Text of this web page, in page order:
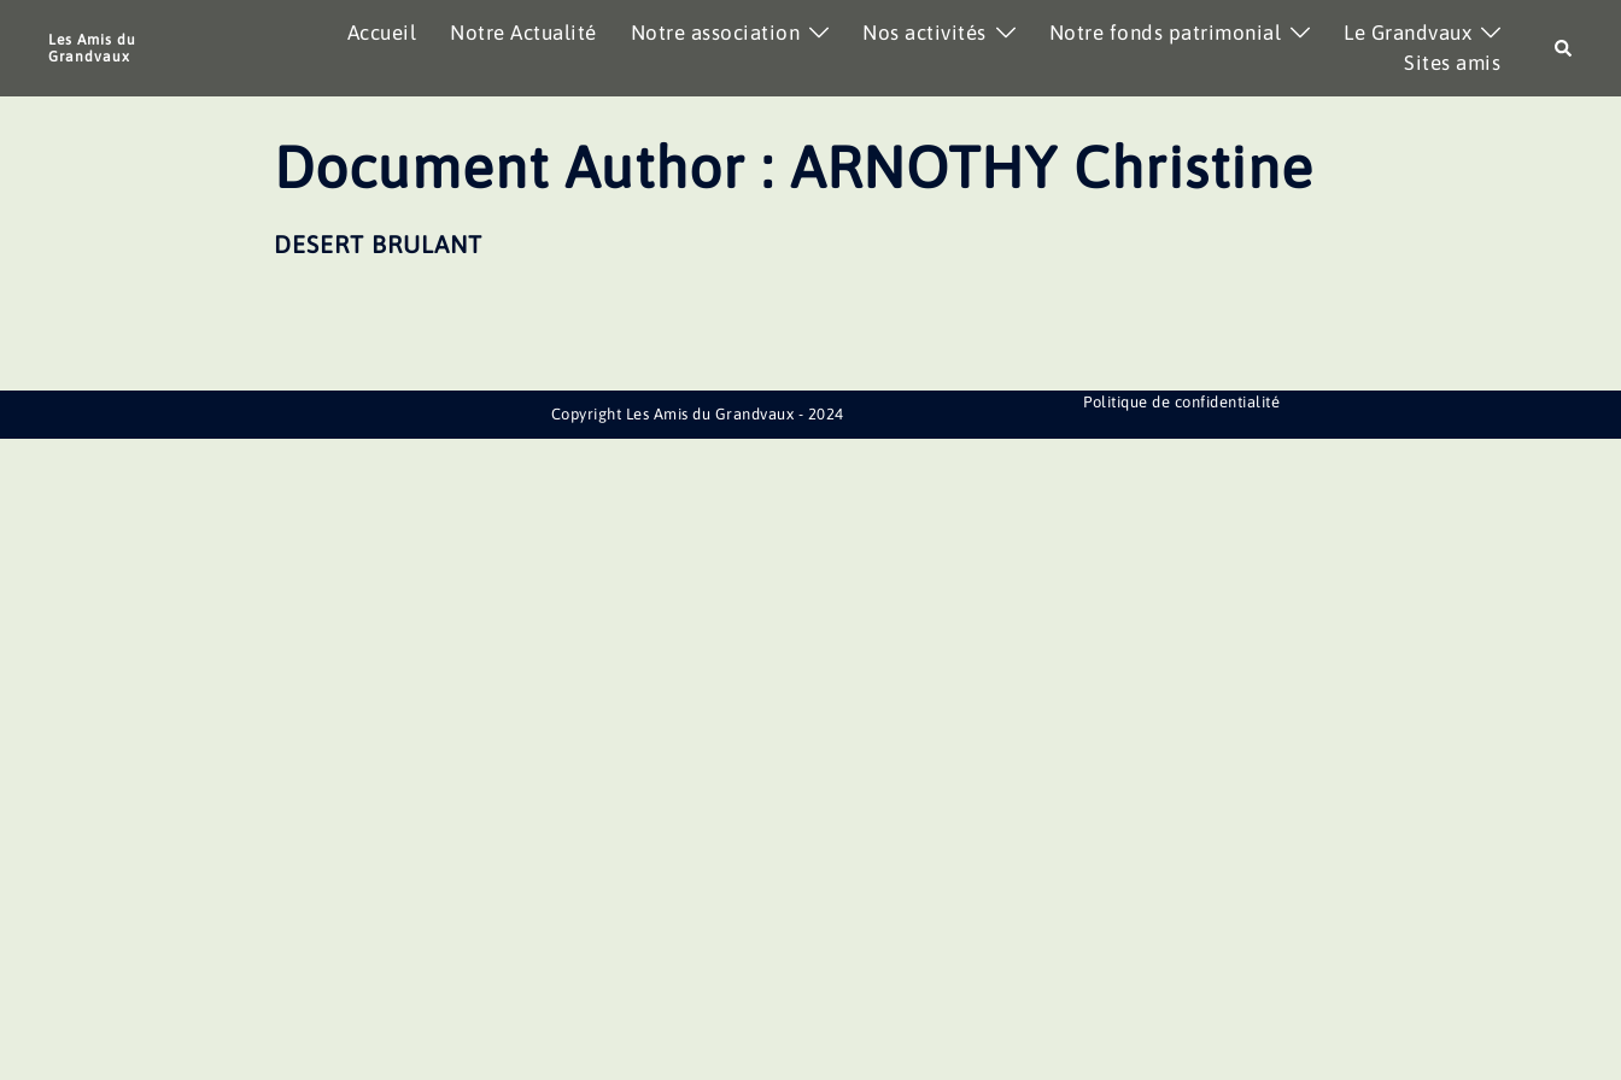
Les Amis du
Grandvaux
Accueil Notre Actualité Notre association Nos activités Notre fonds patrimonial
Le Grandvaux
Sites amis
Document Author : ARNOTHY Christine
DESERT BRULANT
Copyright Les Amis du Grandvaux - 2024
Politique de confidentialité